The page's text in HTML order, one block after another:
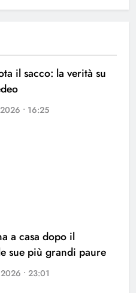
il sacco: la verità su
• 16:25
a casa dopo il
sue più grandi paure
• 23:01